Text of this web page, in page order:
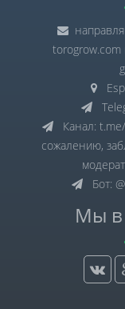
torogrow.com
Канал:
сожалению,
Бот:
Мы в